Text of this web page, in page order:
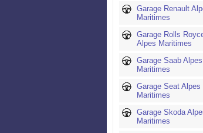
Garage Renault
Maritimes
Garage Rolls
Alpes Maritimes
Garage Saab Alpes
Maritimes
Garage Seat Alpes
Maritimes
Garage Skoda
Maritimes